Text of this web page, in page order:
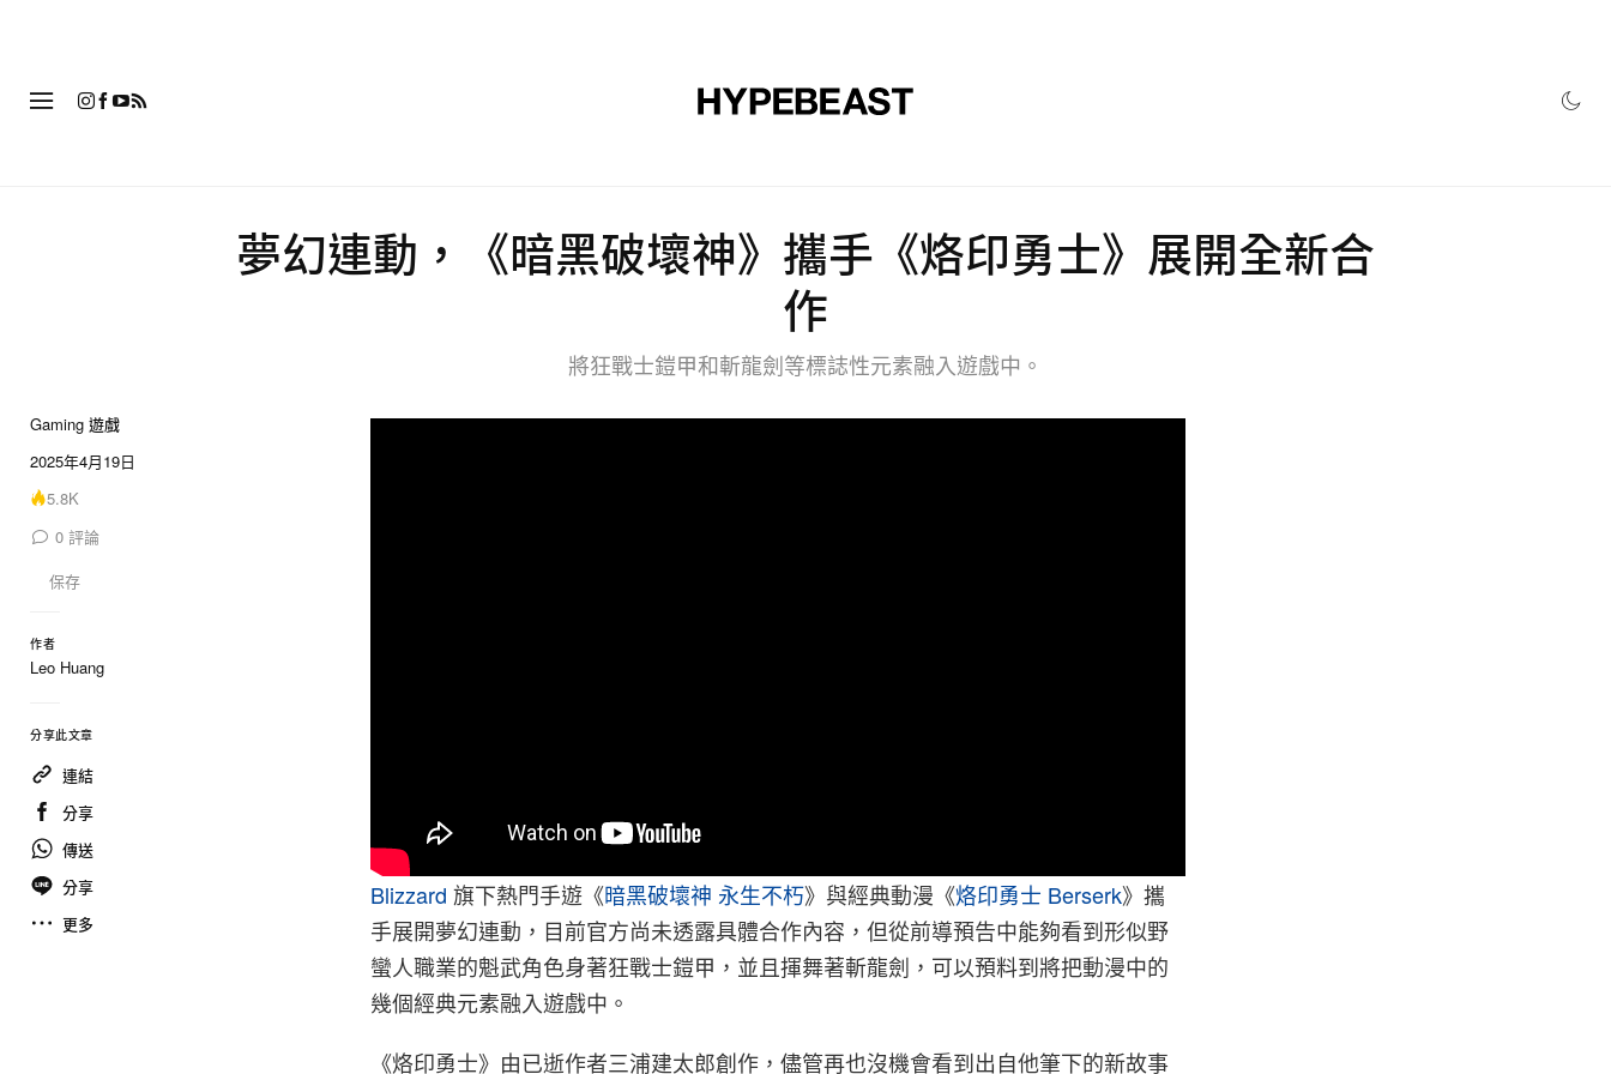
夢幻連動，《暗黑破壞神》攜手《烙印勇士》展開全新合
作
將狂戰士鎧甲和斬龍劍等標誌性元素融入遊戲中。
Gaming 遊戲
2025年4月19日
5.8K
0 評論
保存
作者
Leo Huang
分享此文章
連結
分享
傳送
分享
更多
Blizzard 旗下熱門手遊《暗黑破壞神 永生不朽》與經典動漫《烙印勇士 Berserk》攜
手展開夢幻連動，目前官方尚未透露具體合作內容，但從前導預告中能夠看到形似野
蠻人職業的魁武角色身著狂戰士鎧甲，並且揮舞著斬龍劍，可以預料到將把動漫中的
幾個經典元素融入遊戲中。
《烙印勇士》由已逝作者三浦建太郎創作，儘管再也沒機會看到出自他筆下的新故事